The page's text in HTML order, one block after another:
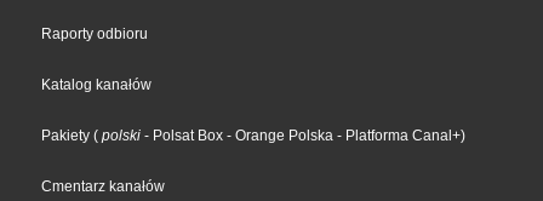
Raporty odbioru
Katalog kanałów
Pakiety ( polski - Polsat Box - Orange Polska - Platforma Canal+)
Cmentarz kanałów